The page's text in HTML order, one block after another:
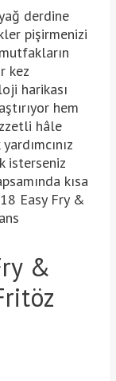
derdine
pişirmenizi
kez
harikası
hem
hâle
isterseniz
kısa
Easy Fry &
&